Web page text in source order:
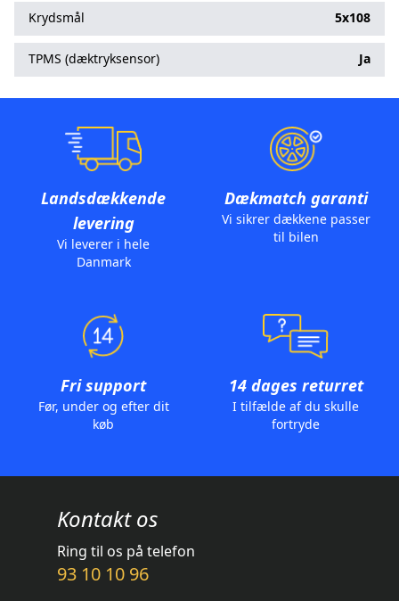
Krydsmål 5x108
TPMS (dæktryksensor) Ja
Landsdækkende
levering
Vi leverer i hele
Danmark
Dækmatch garanti
Vi sikrer dækkene passer
til bilen
Fri support
Før, under og efter dit
køb
14 dages returret
I tilfælde af du skulle
fortryde
Kontakt os
Ring til os på telefon
93 10 10 96